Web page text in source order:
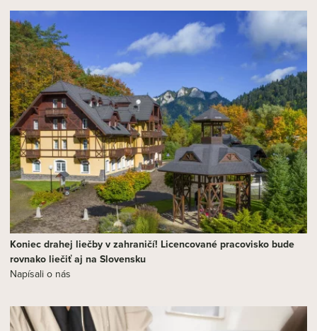
Koniec drahej liečby v zahraničí! Licencované pracovisko bude
rovnako liečiť aj na Slovensku
Napísali o nás